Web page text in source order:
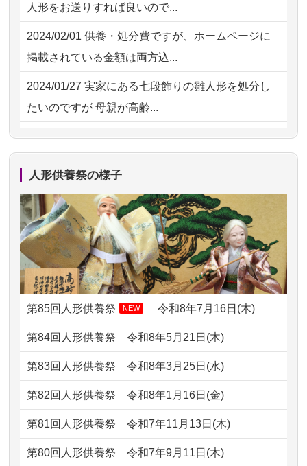
の雛人形で...
2026/07/15 お客様の声を読み、丁寧に供養してい
ただけそう...
2026/07/13 遠方からでもご依頼出来る点と申込ま
での方法が...
2026/07/10家から近かったので。
2026/07/08誰も住んでいない実家の片付けを始め
ました。 ...
2026/07/069年間自由が丘店を見守ってくれてあり
がとう。
2026/07/05しっかりとお人形たちの供養をしてい
ただけると...
2026/06/30 長年大事にしてきた雛人形です、供養
していただ...
2026/06/29ガラスケースのまま引き取ってくださ
人形をお送りすれば良いので...
2024/02/01 供養・処分費ですが、ホームページに
掲載されている金額は両方込...
2024/01/27 実家にある七段飾りの雛人形を処分し
たいのですが 母親が高齢...
2024/01/13剥製の供養・処分をお願いできます
ですが？
2024/01/13お雛様のセットを供養・処分したいの
ですが、お雛様とお内裏様だ...
2024/01/13供養申込みの後、供養祭までお人形は
どうなってるのですか？
2024/01/13会社のようですが、きちんと供養して
人形供養祭の様子
第85回人形供養祭 NEW 令和8年7月16日(木)
第84回人形供養祭令和8年5月21日(木)
第83回人形供養祭令和8年3月25日(水)
第82回人形供養祭令和8年1月16日(金)
第81回人形供養祭令和7年11月13日(木)
第80回人形供養祭令和7年9月11日(木)